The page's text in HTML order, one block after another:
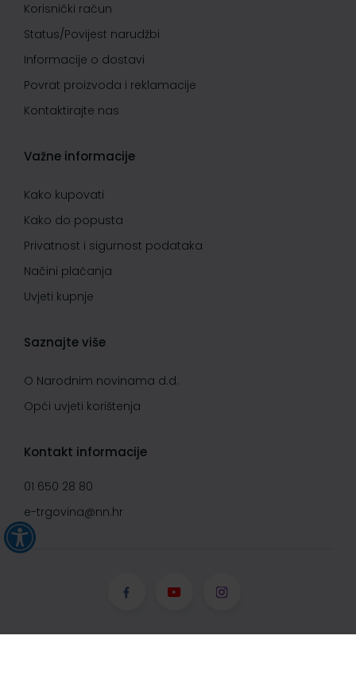
Korisnički račun
Status/Povijest narudžbi
Informacije o dostavi
Povrat proizvoda i reklamacije
Kontaktirajte nas
Važne informacije
Kako kupovati
Kako do popusta
Privatnost i sigurnost podataka
Načini plaćanja
Uvjeti kupnje
Saznajte više
O Narodnim novinama d.d.
Opći uvjeti korištenja
Kontakt informacije
01 650 28 80
e-trgovina@nn.hr